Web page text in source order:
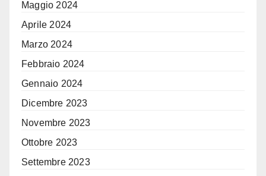
Maggio 2024
Aprile 2024
Marzo 2024
Febbraio 2024
Gennaio 2024
Dicembre 2023
Novembre 2023
Ottobre 2023
Settembre 2023